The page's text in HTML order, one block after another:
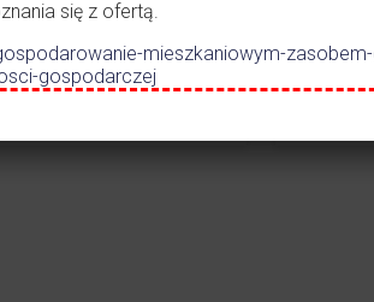
w
się z ofertą.
mieszkaniowym-
gospodarczej